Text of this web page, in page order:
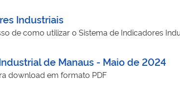
Industriais
de como utilizar o Sistema de Indicadores
de Manaus - Maio de 2024
download em formato PDF